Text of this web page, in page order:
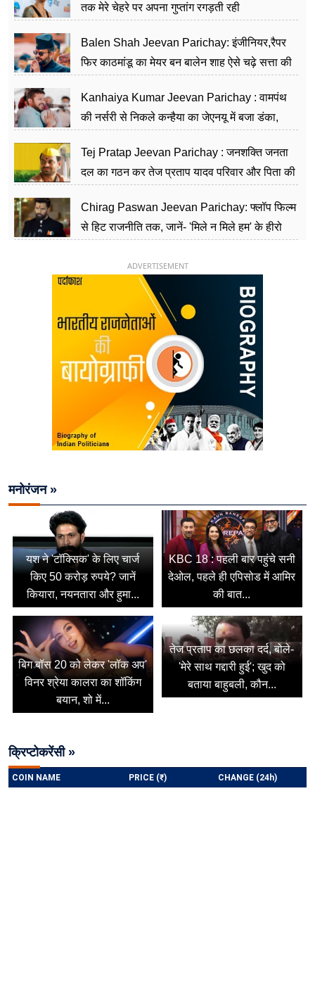
तक मेरे चेहरे पर अपना गुप्तांग रगड़ती रही
Balen Shah Jeevan Parichay: इंजीनियर,रैपर
फिर काठमांडू का मेयर बन बालेन शाह ऐसे चढ़े सत्ता की
Kanhaiya Kumar Jeevan Parichay : वामपंथ
की नर्सरी से निकले कन्हैया का जेएनयू में बजा डंका,
Tej Pratap Jeevan Parichay : जनशक्ति जनता
दल का गठन कर तेज प्रताप यादव परिवार और पिता की
Chirag Paswan Jeevan Parichay: फ्लॉप फिल्म
से हिट राजनीति तक, जानें- 'मिले न मिले हम' के हीरो
ADVERTISEMENT
मनोरंजन »
यश ने 'टॉक्सिक' के लिए चार्ज
किए 50 करोड़ रुपये? जानें
कियारा, नयनतारा और हुमा...
KBC 18 : पहली बार पहुंचे सनी
देओल, पहले ही एपिसोड में आमिर
की बात...
बिग बॉस 20 को लेकर 'लॉक अप'
विनर श्रेया कालरा का शॉकिंग
बयान, शो में...
तेज प्रताप का छलका दर्द, बोले-
'मेरे साथ गद्दारी हुई'; खुद को
बताया बाहुबली, कौन...
क्रिप्टोकरेंसी »